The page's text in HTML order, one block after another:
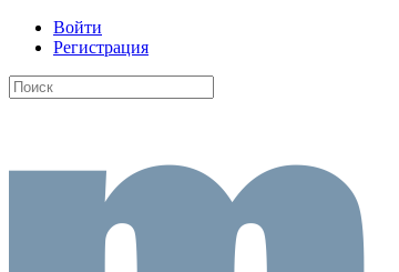
Войти
Регистрация